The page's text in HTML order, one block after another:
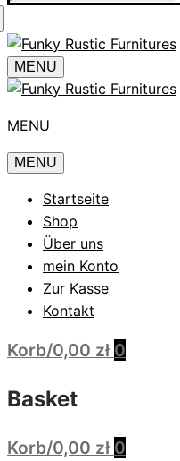
MENU
MENU
MENU
Startseite
Shop
Über uns
mein Konto
Zur Kasse
Kontakt
Korb/0,00 zł 0
Basket
Korb/0,00 zł 0